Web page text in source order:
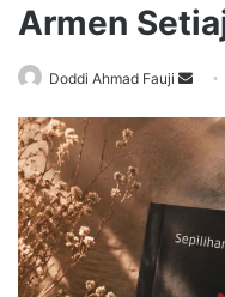
Armen
Doddi Ahmad Fauji
Send